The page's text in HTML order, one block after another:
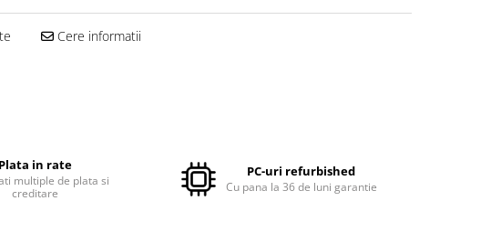
Cere informatii
Plata in rate
multiple de plata si
creditare
PC-uri refurbished
Cu pana la 36 de luni garantie